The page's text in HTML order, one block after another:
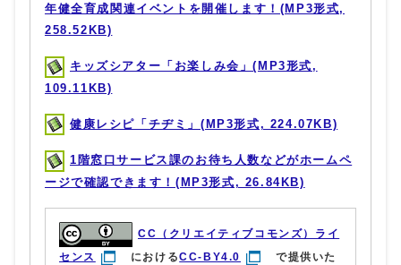
年健全育成関連イベントを開催します！(MP3形式,
258.52KB)
キッズシアター「お楽しみ会」(MP3形式,
109.11KB)
健康レシピ「チヂミ」(MP3形式, 224.07KB)
1階窓口サービス課のお待ち人数などがホームペ
ージで確認できます！(MP3形式, 26.84KB)
CC（クリエイティブコモンズ）ライ
センス
におけるCC-BY4.0
で提供いた